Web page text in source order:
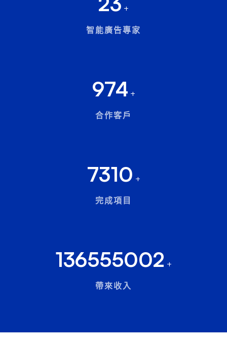
+
智能廣告專家
974 +
合作客戶
7310 +
完成項目
136555002 +
帶來收入